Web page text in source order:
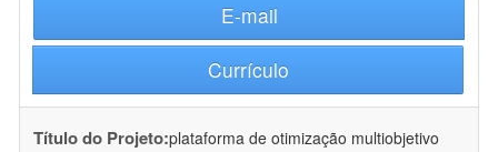
E-mail
Currículo
Título do Projeto:plataforma de otimização multiobjetivo